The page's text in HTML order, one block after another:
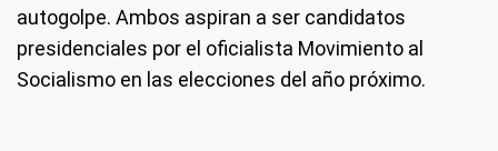
autogolpe. Ambos aspiran a ser candidatos
presidenciales por el oficialista Movimiento al
Socialismo en las elecciones del año próximo.